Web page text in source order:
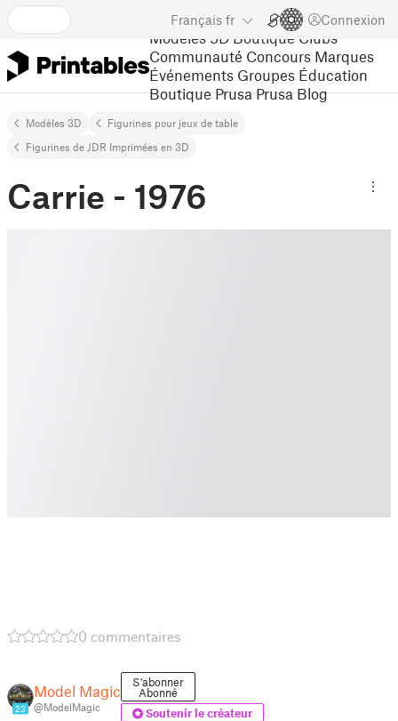
Français fr Connexion
Modèles 3D Boutique Clubs
Communauté Concours Marques
Événements Groupes Éducation
Boutique Prusa Prusa Blog
Modèles 3D
Figurines pour jeux de table
Figurines de JDR Imprimées en 3D
Carrie - 1976
0 commentaires
23
Model Magic
@ModelMagic
S'abonner
Abonné
Soutenir le créateur